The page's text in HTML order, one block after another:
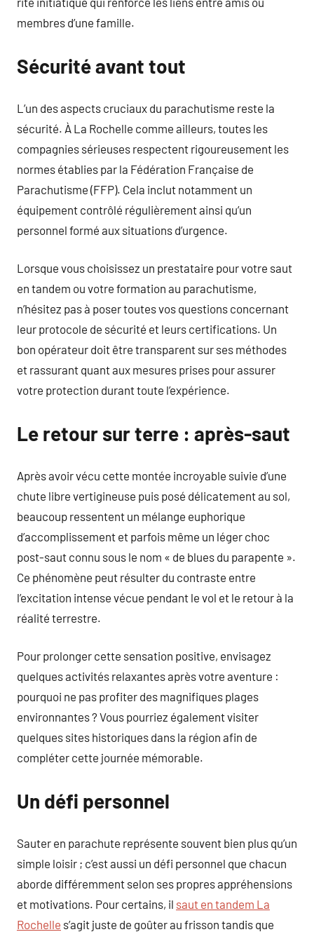
membres d’une famille.
Sécurité avant tout
L’un des aspects cruciaux du parachutisme reste la
sécurité. À La Rochelle comme ailleurs, toutes les
compagnies sérieuses respectent rigoureusement les
normes établies par la Fédération Française de
Parachutisme (FFP). Cela inclut notamment un
équipement contrôlé régulièrement ainsi qu’un
personnel formé aux situations d’urgence.
Lorsque vous choisissez un prestataire pour votre saut
en tandem ou votre formation au parachutisme,
n’hésitez pas à poser toutes vos questions concernant
leur protocole de sécurité et leurs certifications. Un
bon opérateur doit être transparent sur ses méthodes
et rassurant quant aux mesures prises pour assurer
votre protection durant toute l’expérience.
Le retour sur terre : après-saut
Après avoir vécu cette montée incroyable suivie d’une
chute libre vertigineuse puis posé délicatement au sol,
beaucoup ressentent un mélange euphorique
d’accomplissement et parfois même un léger choc
post-saut connu sous le nom « de blues du parapente ».
Ce phénomène peut résulter du contraste entre
l’excitation intense vécue pendant le vol et le retour à la
réalité terrestre.
Pour prolonger cette sensation positive, envisagez
quelques activités relaxantes après votre aventure :
pourquoi ne pas profiter des magnifiques plages
environnantes ? Vous pourriez également visiter
quelques sites historiques dans la région afin de
compléter cette journée mémorable.
Un défi personnel
Sauter en parachute représente souvent bien plus qu’un
simple loisir ; c’est aussi un défi personnel que chacun
aborde différemment selon ses propres appréhensions
et motivations. Pour certains, il saut en tandem La
Rochelle s’agit juste de goûter au frisson tandis que